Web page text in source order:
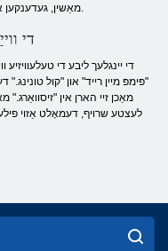
מאַשין, געדענקען אַז צו זיין אין די זעלבע נוסח קלייד אַרויף זייַן שאָפער.
די
די יינגלעך ליבע די טעלעוויזיע
"פּימפּ מיין רייד" און "קול
מאַכן זיי הארן אין
לעצטע שרויף, דעמאָלט אַזוי